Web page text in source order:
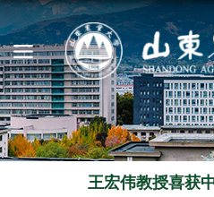
王宏伟教授喜获